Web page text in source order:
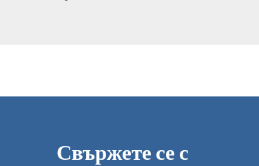
Свържете се с